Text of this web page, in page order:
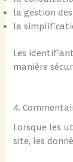
la gestion
la
Les
manière
4.
Lorsque les
site, les